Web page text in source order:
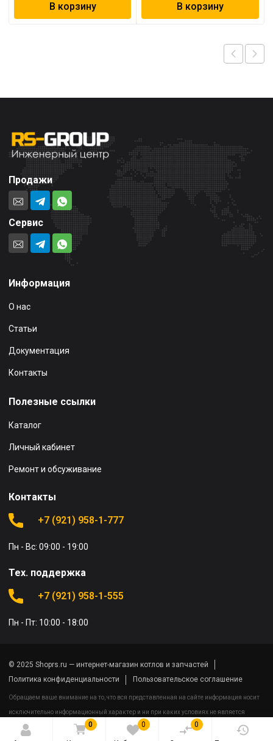
0 0 0
В корзину В корзину
Продажи
Сервис
Информация
О нас
Статьи
Документация
Контакты
Полезные ссылки
Каталог
Личный кабинет
Ремонт и обсуживание
Контакты
+7 (921) 958-1-777
Пн - Вс: 09:00 - 19:00
Тех. поддержка
+7 (921) 958-1-555
Пн - Пт: 10:00 - 18:00
© 2025 Shoprs.ru — интернет-магазин котлов и запчастей
Политика конфиденциальности
Пользовательское соглашение
Обращаем ваше внимание на то, что вся представленная на сайте информация носит
исключительно информационный характер и ни при каких условиях не является
публичной офертой определяемой положениями Статьи 437(2) Гражданского кодекса